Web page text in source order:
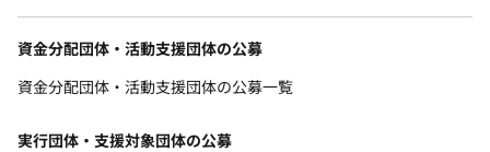
資金分配団体・活動支援団体の公募
資金分配団体・活動支援団体の公募一覧
実行団体・支援対象団体の公募